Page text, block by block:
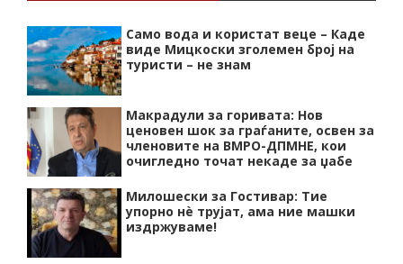
Само вода и користат веце – Каде
виде Мицкоски зголемен број на
туристи – не знам
Макрадули за горивата: Нов
ценовен шок за граѓаните, освен за
членовите на ВМРО-ДПМНЕ, кои
очигледно точат некаде за џабе
Милошески за Гостивар: Тие
упорно нѐ трујат, ама ние машки
издржуваме!